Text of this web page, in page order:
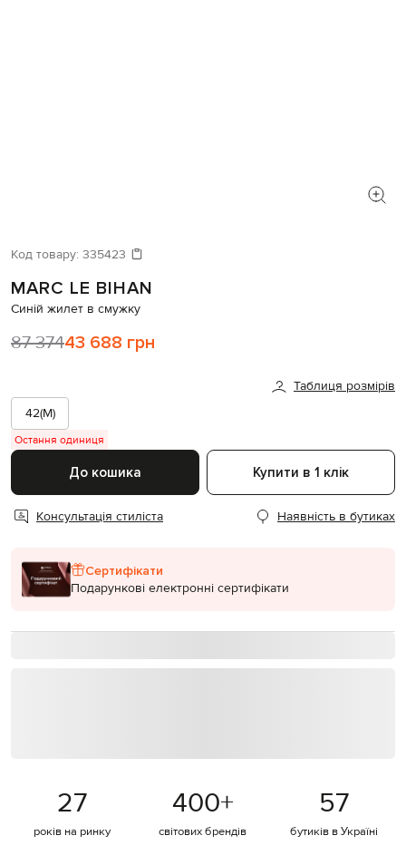
Код товару: 335423
MARC LE BIHAN
Синій жилет в смужку
87 37443 688 грн
Таблиця розмірів
42(M)
Остання одиниця
До кошика Купити в 1 клік
Консультація стиліста Наявність в бутиках
Сертифікати
Подарункові електронні сертифікати
27
років на ринку
400+
світових брендів
57
бутиків в Україні